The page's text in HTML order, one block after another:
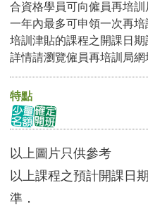
合資格學員可向僱員再培訓
一年內最多可申領一次再
培訓津貼的課程之開課日
詳情請瀏覽僱員再培訓局網
特點
以上圖片只供參考
以上課程之預計開課日
準．